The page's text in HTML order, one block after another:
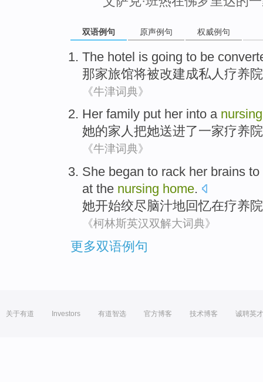
双语例句 原声例句 权威例句
The hotel is going to be
那家旅馆将被改建成私人疗养
《牛津词典》
Her family put her into a nursing
她的家人把她送进了一家疗养
《牛津词典》
She began to rack her brains to
at the nursing home.
她开始绞尽脑汁地回忆在疗养院
《柯林斯英汉双解大词典》
更多双语例句
关于有道 Investors 有道智选 官方博客 技术博客 诚聘英才